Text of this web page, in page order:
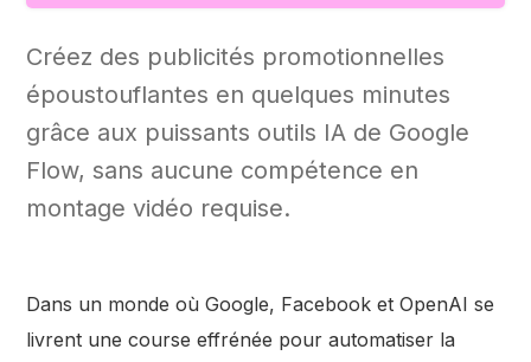
Créez des publicités promotionnelles
époustouflantes en quelques minutes
grâce aux puissants outils IA de Google
Flow, sans aucune compétence en
montage vidéo requise.
Dans un monde où Google, Facebook et OpenAI se
livrent une course effrénée pour automatiser la